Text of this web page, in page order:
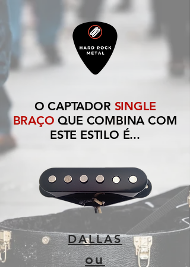
O CAPTADOR SINGLE
BRAÇOQUE COMBINA COM
ESTE ESTILO É...
DALLAS
ou